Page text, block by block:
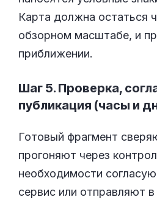
Карта должна остаться
обзорном масштабе, и
приближении.
Шаг 5. Проверка,
публикация (часы и
Готовый фрагмент
прогоняют через
необходимости
сервис или отправляют в